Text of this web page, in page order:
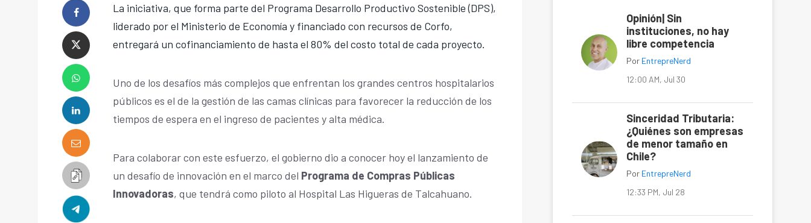
La iniciativa, que forma parte del Programa Desarrollo Productivo Sostenible (DPS),
liderado por el Ministerio de Economía y financiado con recursos de Corfo,
entregará un cofinanciamiento de hasta el 80% del costo total de cada proyecto.
Uno de los desafíos más complejos que enfrentan los grandes centros hospitalarios
públicos es el de la gestión de las camas clínicas para favorecer la reducción de los
tiempos de espera en el ingreso de pacientes y alta médica.
Para colaborar con este esfuerzo, el gobierno dio a conocer hoy el lanzamiento de
un desafío de innovación en el marco del Programa de Compras Públicas
Innovadoras, que tendrá como piloto al Hospital Las Higueras de Talcahuano.
Opinión| Sin
instituciones, no hay
libre competencia
Por EntrepreNerd
12:00 AM, Jul 30
Sinceridad Tributaria:
¿Quiénes son empresas
de menor tamaño en
Chile?
Por EntrepreNerd
12:33 PM, Jul 28